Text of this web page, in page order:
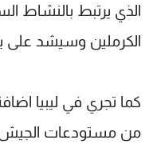
الذي يرتبط بالنشاط
الكرملين وسيشد على
كما تجري في ليبيا
من مستودعات الجيش